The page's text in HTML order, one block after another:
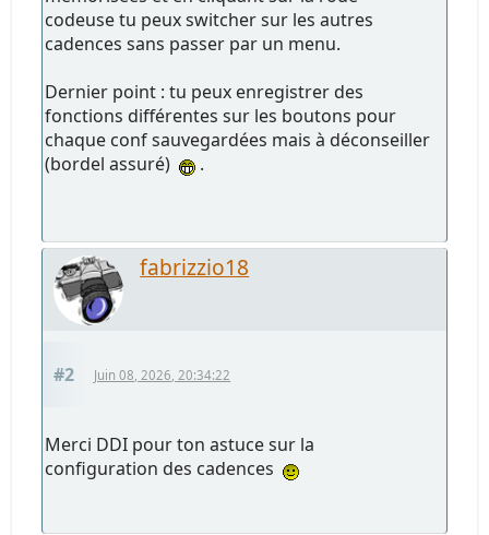
codeuse tu peux switcher sur les autres
cadences sans passer par un menu.
Dernier point : tu peux enregistrer des
fonctions différentes sur les boutons pour
chaque conf sauvegardées mais à déconseiller
(bordel assuré)
.
fabrizzio18
#2 Juin 08, 2026, 20:34:22
Merci DDI pour ton astuce sur la
configuration des cadences